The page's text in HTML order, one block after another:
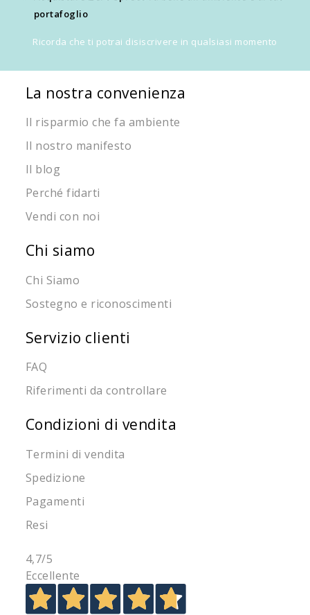
portafoglio
Ricorda che ti potrai disiscrivere in qualsiasi momento
La nostra convenienza
Il risparmio che fa ambiente
Il nostro manifesto
Il blog
Perché fidarti
Vendi con noi
Chi siamo
Chi Siamo
Sostegno e riconoscimenti
Servizio clienti
FAQ
Riferimenti da controllare
Condizioni di vendita
Termini di vendita
Spedizione
Pagamenti
Resi
4,7/5
Eccellente